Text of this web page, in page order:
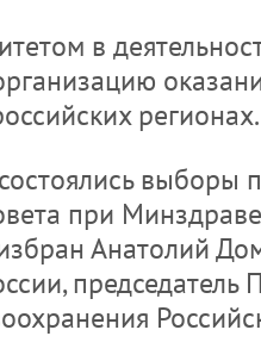
в
регионах.
выборы
при
Анатолий
председатель